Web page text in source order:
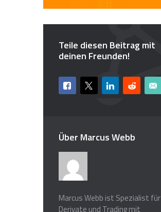
Teile diesen Beitrag mit
deinen Freunden!
Über Marcus Webb
Marcus Webb ist Spezialist für
Derivate und Trading mit